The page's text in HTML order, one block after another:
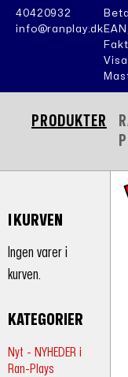
40420932
info@ranplay.dk
PRODUKTER
I KURVEN
Ingen varer i
kurven.
KATEGORIER
Nyt - NYHEDER i
Ran-Plays